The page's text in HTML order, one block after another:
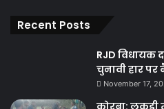
Recent Posts
RJD विधायक
चुनावी हार
November 17,